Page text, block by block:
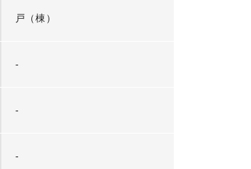
戸（棟）
-
-
-